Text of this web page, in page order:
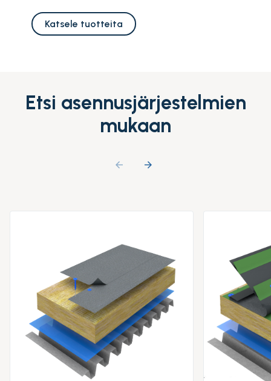
Katsele tuotteita
Etsi asennusjärjestelmien
mukaan
arrow_backward
arrow_forward